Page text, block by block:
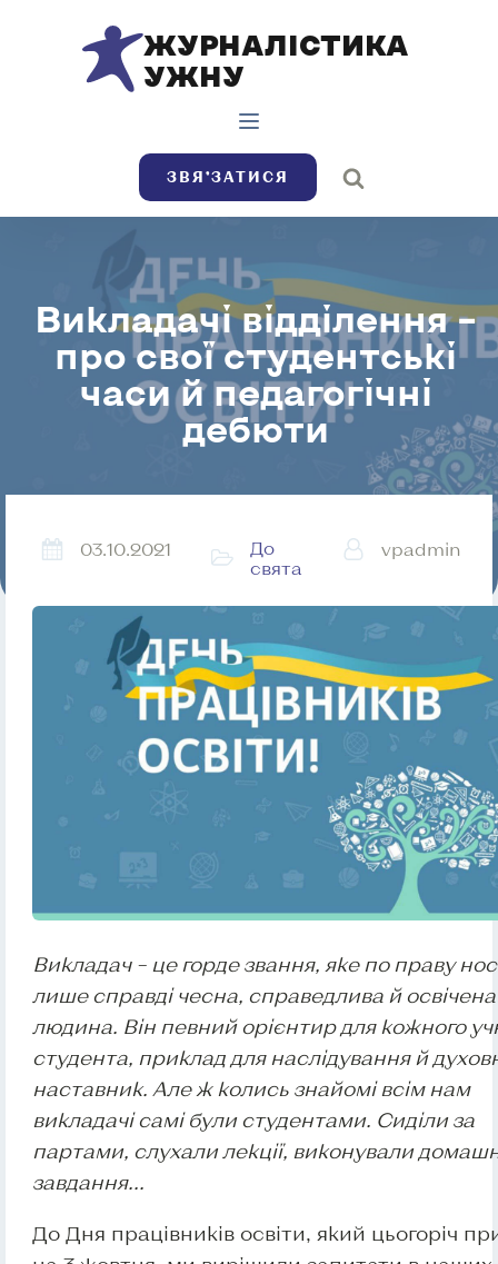
ЖУРНАЛІСТИКА
УЖНУ
ЗВЯ’ЗАТИСЯ
Викладачі відділення –
про свої студентські
часи й педагогічні
дебюти
03.10.2021
До
свята
vpadmin
Викладач – це горде звання, яке по праву
лише справді чесна, справедлива й освічена
людина. Він певний орієнтир для кожного
студента, приклад для наслідування й
наставник. Але ж колись знайомі всім нам
викладачі самі були студентами. Сиділи за
партами, слухали лекції, виконували
завдання...
До Дня працівників освіти, який цьогоріч